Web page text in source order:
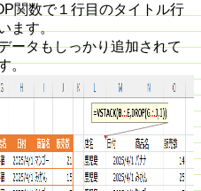
関数で１行目のタイトル行
ます。
ータもしっかり追加されて
。